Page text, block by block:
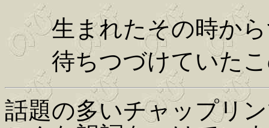
生まれたその時から
待ちつづけていたこ
話題の多いチャップリ